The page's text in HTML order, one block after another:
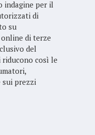
indagine per il
di
su
di terze
del
riducono così le
sui prezzi